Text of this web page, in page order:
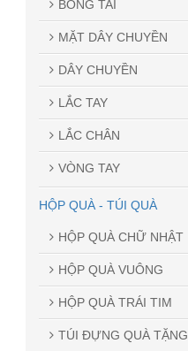
BÔNG TAI
MẶT DÂY CHUYỀN
DÂY CHUYỀN
LẮC TAY
LẮC CHÂN
VÒNG TAY
HỘP QUÀ - TÚI QUÀ
HỘP QUÀ CHỮ NHẬT
HỘP QUÀ VUÔNG
HỘP QUÀ TRÁI TIM
TÚI ĐỰNG QUÀ TẶNG